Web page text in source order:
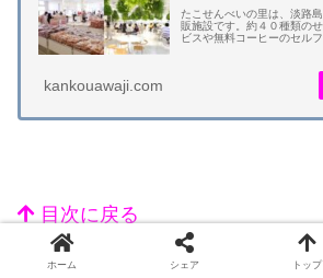
たこせんべいの里は、淡路
販施設です。約４０種類の
ビスや無料コーヒーのセル
kankouawaji.com
目次に戻る
ホーム シェア トップ